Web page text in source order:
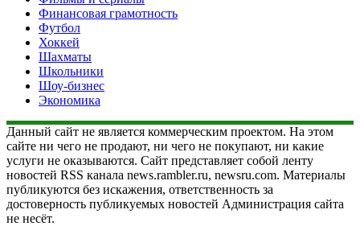
Финансовая грамотность
Футбол
Хоккей
Шахматы
Школьники
Шоу-бизнес
Экономика
Данный сайт не является коммерческим проектом. На этом
сайте ни чего не продают, ни чего не покупают, ни какие
услуги не оказываются. Сайт представляет собой ленту
новостей RSS канала news.rambler.ru, newsru.com. Материалы
публикуются без искажения, ответственность за
достоверность публикуемых новостей Администрация сайта
не несёт.